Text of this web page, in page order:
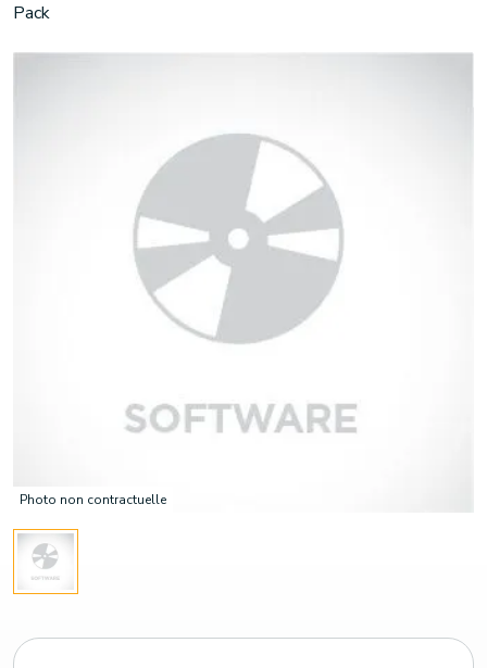
Photo non contractuelle
Pack